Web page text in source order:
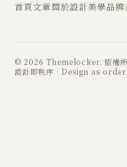
首頁文章關於設計美學品牌
© 2026 Themelocker. 版權所
設計即秩序 · Design as order